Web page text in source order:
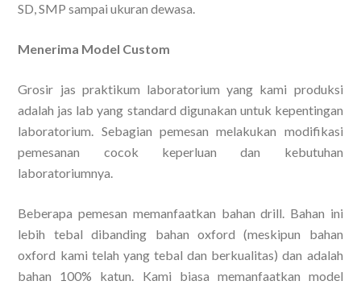
SD, SMP sampai ukuran dewasa.
Menerima Model Custom
Grosir jas praktikum laboratorium yang kami produksi
adalah jas lab yang standard digunakan untuk kepentingan
laboratorium. Sebagian pemesan melakukan modifikasi
pemesanan cocok keperluan dan kebutuhan
laboratoriumnya.
Beberapa pemesan memanfaatkan bahan drill. Bahan ini
lebih tebal dibanding bahan oxford (meskipun bahan
oxford kami telah yang tebal dan berkualitas) dan adalah
bahan 100% katun. Kami biasa memanfaatkan model